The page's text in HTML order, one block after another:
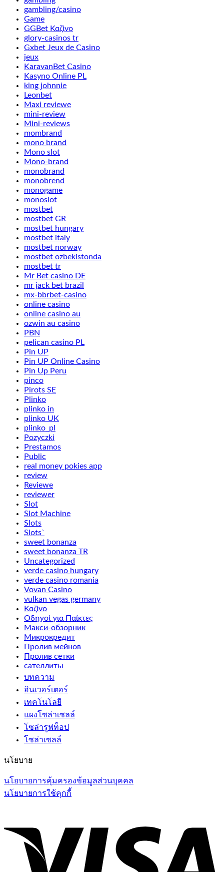
gambling/casino
Game
GGBet Καζίνο
glory-casinos tr
Gxbet Jeux de Casino
jeux
KaravanBet Casino
Kasyno Online PL
king johnnie
Leonbet
Maxi reviewe
mini-review
Mini-reviews
mombrand
mono brand
Mono slot
Mono-brand
monobrand
monobrend
monogame
monoslot
mostbet
mostbet GR
mostbet hungary
mostbet italy
mostbet norway
mostbet ozbekistonda
mostbet tr
Mr Bet casino DE
mr jack bet brazil
mx-bbrbet-casino
online casino
online casino au
ozwin au casino
PBN
pelican casino PL
Pin UP
Pin UP Online Casino
Pin Up Peru
pinco
Pirots SE
Plinko
plinko in
plinko UK
plinko_pl
Pozyczki
Prestamos
Public
real money pokies app
review
Reviewe
reviewer
Slot
Slot Machine
Slots
Slots`
sweet bonanza
sweet bonanza TR
Uncategorized
verde casino hungary
verde casino romania
Vovan Casino
vulkan vegas germany
Καζίνο
Οδηγοί για Παίκτες
Макси-обзорник
Микрокредит
Пролив мейнов
Пролив сетки
сателлиты
บทความ
อินเวอร์เตอร์
เทคโนโลยี
แผงโซล่าเซลล์
โซล่ารูฟท็อป
โซล่าเซลล์
นโยบาย
นโยบายการคุ้มครองข้อมูลส่วนบุคคล
นโยบายการใช้คุกกี้